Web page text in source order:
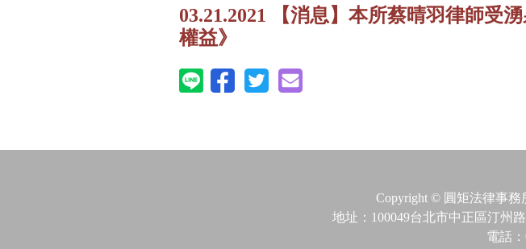
03.21.2021 【消息】本所蔡晴羽律師受
權益》
Copyright © 圓矩法律事務
地址：100049台北市中正區汀州
電話